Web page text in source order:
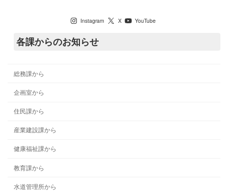
Instagram X YouTube
各課からのお知らせ
総務課から
企画室から
住民課から
産業建設課から
健康福祉課から
教育課から
水道管理所から